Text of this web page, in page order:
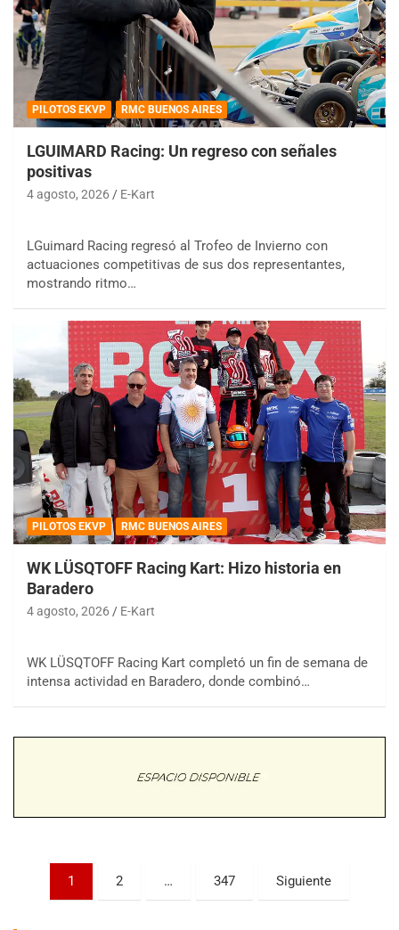
PILOTOS EKVP RMC BUENOS AIRES
LGUIMARD Racing: Un regreso con señales
positivas
4 agosto, 2026 E-Kart
LGuimard Racing regresó al Trofeo de Invierno con
actuaciones competitivas de sus dos representantes,
mostrando ritmo…
PILOTOS EKVP RMC BUENOS AIRES
WK LÜSQTOFF Racing Kart: Hizo historia en
Baradero
4 agosto, 2026 E-Kart
WK LÜSQTOFF Racing Kart completó un fin de semana de
intensa actividad en Baradero, donde combinó…
Paginación
1 2 … 347 Siguiente
COBERTURA ESPECIAL DE E-KART.COM.AR
08/09-AGO
Trenque Lauquen (Buenos Aires)
Villaguay (Entre Ríos)